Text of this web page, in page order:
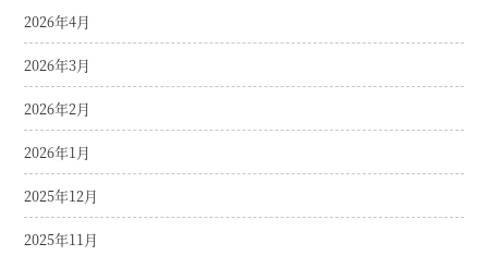
2026年4月
2026年3月
2026年2月
2026年1月
2025年12月
2025年11月